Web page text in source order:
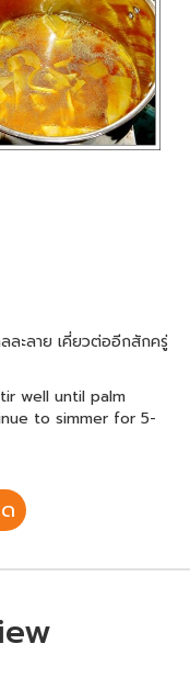
ละลาย เคี่ยวต่ออีกสักครู่
well until palm
to simmer for 5-